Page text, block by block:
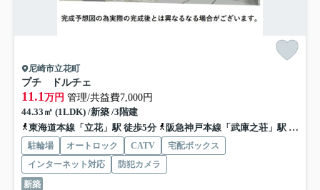
尼崎市立花町
プチ ドルチェ
11.1 万円 管理/共益費7,000円
44.33㎡ (1LDK) /新築 /3階建
東海道本線「立花」駅 徒歩5分
阪急神戸本線「武庫之荘」駅 バス20分 阪神バス「七松町２丁目」 停歩3分
駐輪場 オートロック CATV
宅配ボックス
インターネット対応
防犯カメラ
新築